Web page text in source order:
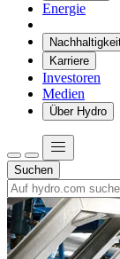
Energie
Karriere
Investoren
Medien
Über Hydro
Suchen